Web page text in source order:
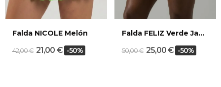
Falda NICOLE Melón
42,00 € 21,00 € -50%
Falda FELIZ Verde Jade/Melón
50,00 € 25,00 € -50%